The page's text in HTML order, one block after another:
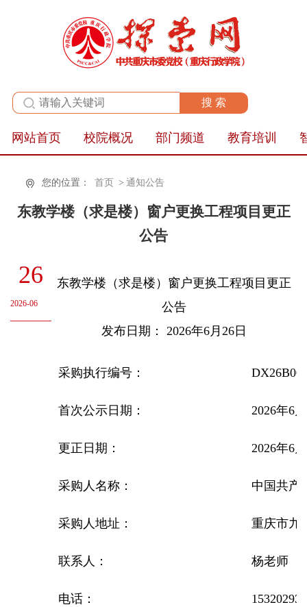
全站群
网站首页 校院概况 部门频道 教育培训
您的位置： 首页 > 通知公告
东教学楼（求是楼）窗户更换工程项目更正
公告
26
2026-06
东教学楼（求是楼）窗户更换工程项目更正
公告
发布日期： 2026年6月26日
采购执行编号：
首次公示日期： 2026年6
更正日期： 2026年6
采购人名称： 中国共产
采购人地址： 重庆市九
联系人： 杨老师
电话：